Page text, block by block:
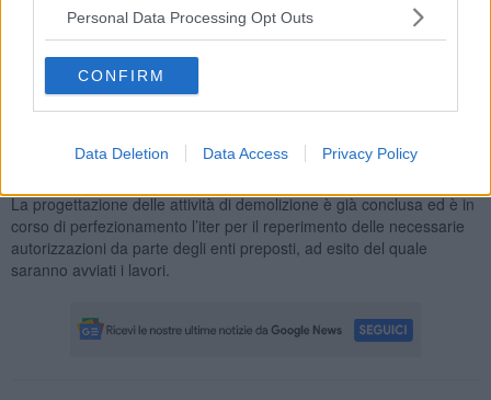
Personal Data Processing Opt Outs
CONFIRM
Data Deletion Data Access Privacy Policy
Radicofani, in provincia di Siena.
il traffico e per consentire i lavori di ripristino del ponte che scavalca
il fiume Paglia.
propri piani di finanziamento l’intervento di demolizione e
La progettazione delle attività di demolizione è già conclusa ed è in
corso di perfezionamento l’iter per il reperimento delle necessarie
autorizzazioni da parte degli enti preposti, ad esito del quale
saranno avviati i lavori.